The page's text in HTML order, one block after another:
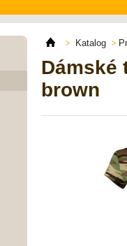
Katalog
Dámské
brown